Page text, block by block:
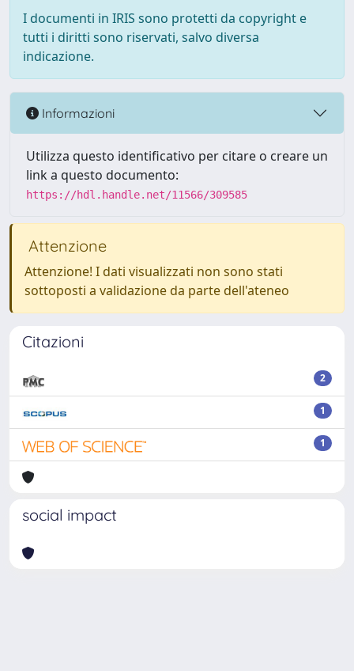
I documenti in IRIS sono protetti da copyright e
tutti i diritti sono riservati, salvo diversa
indicazione.
Informazioni
Utilizza questo identificativo per citare o creare un
link a questo documento:
https://hdl.handle.net/11566/309585
Attenzione
Attenzione! I dati visualizzati non sono stati
sottoposti a validazione da parte dell'ateneo
Citazioni
2
1
1
social impact